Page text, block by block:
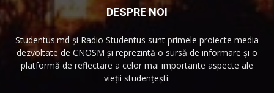
DESPRE NOI
Studentus.md și Radio Studentus sunt primele proiecte media
dezvoltate de CNOSM și reprezintă o sursă de informare și o
platformă de reflectare a celor mai importante aspecte ale
vieții studențești.